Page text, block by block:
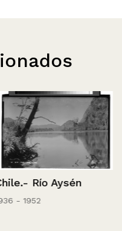
Río Aysén
- 1952